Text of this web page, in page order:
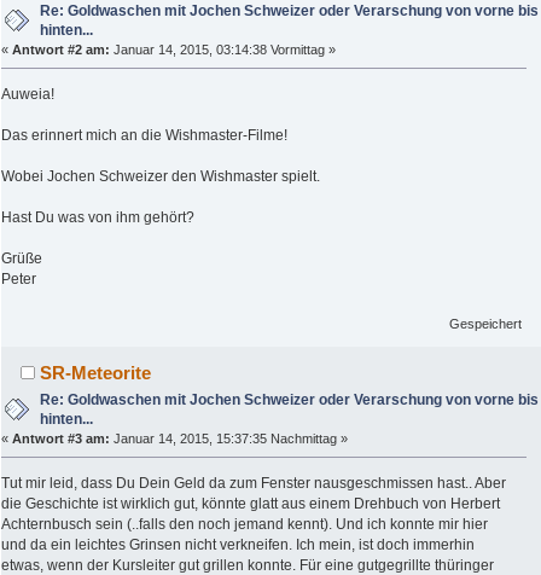
Re: Goldwaschen mit Jochen Schweizer oder Verarschung von vorne bis
hinten...
« Antwort #2 am: Januar 14, 2015, 03:14:38 Vormittag »
Auweia!
Das erinnert mich an die Wishmaster-Filme!
Wobei Jochen Schweizer den Wishmaster spielt.
Hast Du was von ihm gehört?
Grüße
Peter
Gespeichert
SR-Meteorite
Re: Goldwaschen mit Jochen Schweizer oder Verarschung von vorne bis
hinten...
« Antwort #3 am: Januar 14, 2015, 15:37:35 Nachmittag »
Tut mir leid, dass Du Dein Geld da zum Fenster nausgeschmissen hast.. Aber
die Geschichte ist wirklich gut, könnte glatt aus einem Drehbuch von Herbert
Achternbusch sein (..falls den noch jemand kennt). Und ich konnte mir hier
und da ein leichtes Grinsen nicht verkneifen. Ich mein, ist doch immerhin
etwas, wenn der Kursleiter gut grillen konnte. Für eine gutgegrillte thüringer